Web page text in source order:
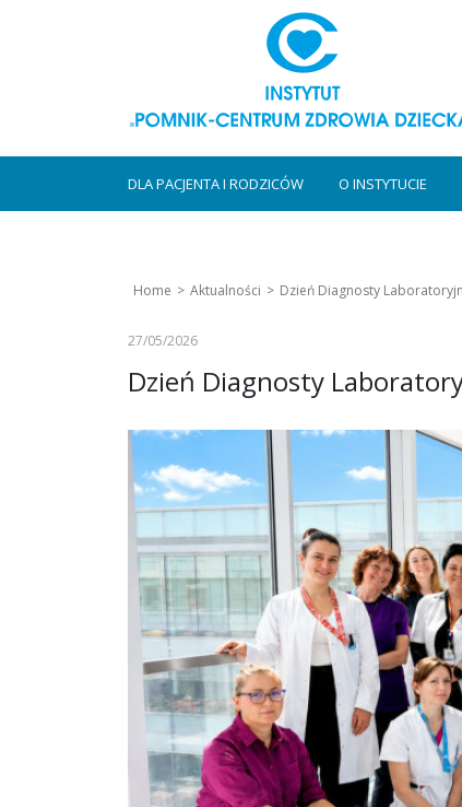
DLA PACJENTA I RODZICÓW O INSTYTUCIE
Home Aktualności Dzień Diagnosty
27/05/2026
Dzień Diagnosty